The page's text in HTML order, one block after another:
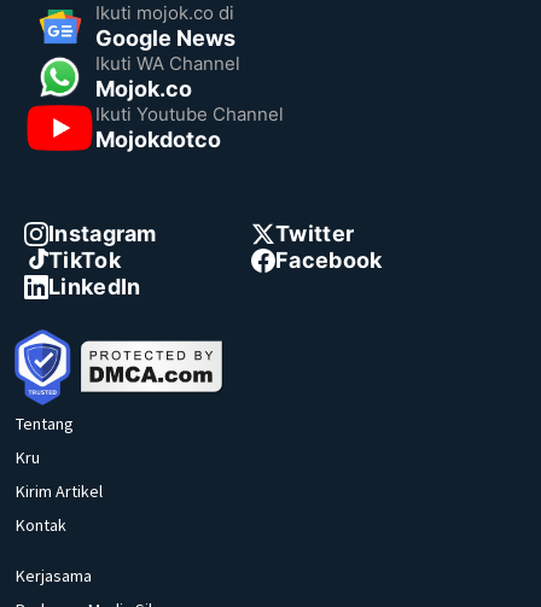
Ikuti mojok.co di
Google News
Ikuti WA Channel
Mojok.co
Ikuti Youtube Channel
Mojokdotco
Instagram
Twitter
TikTok
Facebook
LinkedIn
Tentang
Kru
Kirim Artikel
Kontak
Kerjasama